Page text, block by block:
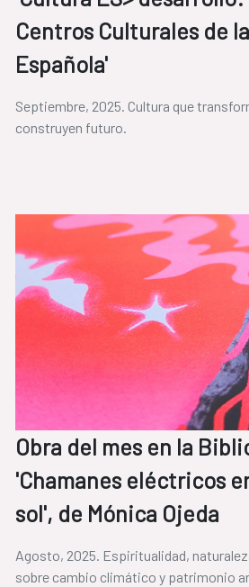
Centros Culturales de
Española'
Septiembre, 2025. Cultura que
construyen futuro.
Obra del mes en la
'Chamanes eléctricos
sol', de Mónica Ojeda
Agosto, 2025. Espiritualidad,
sobre cambio climático y patrimonio